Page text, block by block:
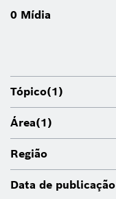
0 Mídia
Tópico(1)
Área(1)
Região
Data de publicação